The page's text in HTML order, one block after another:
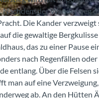
Nachdem der Wanderweg
Die Kander
die gewaltige
das zu einer Pause
nach Regenfällen
entlang. Über die
man auf eine
ab. An den Hütten